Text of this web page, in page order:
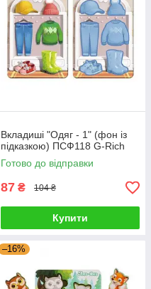
Вкладиші "Одяг - 1" (фон із
підказкою) ПСФ118 G-Rich
Готово до відправки
87 ₴ 104 ₴
Купити
–16%